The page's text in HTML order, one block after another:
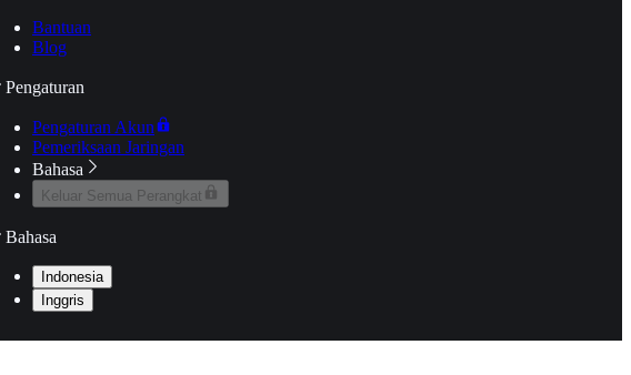
Bantuan
Blog
Pengaturan
Pengaturan Akun
Pemeriksaan Jaringan
Bahasa
Keluar Semua Perangkat
Bahasa
Indonesia
Inggris